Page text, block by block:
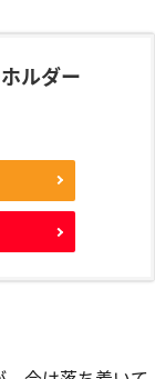
ルダー